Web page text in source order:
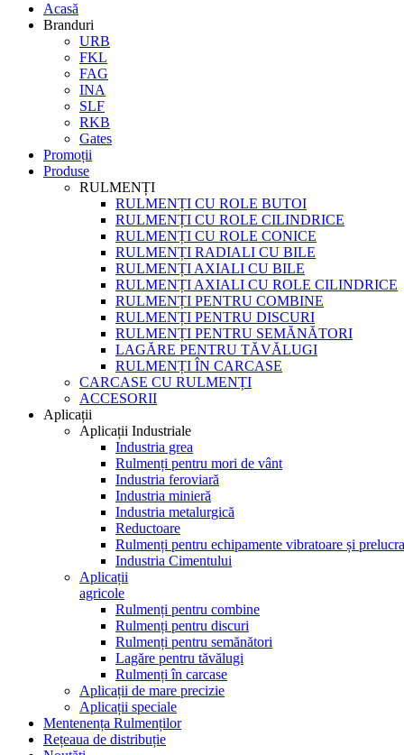
Acasă
Branduri
URB
FKL
FAG
INA
SLF
RKB
Gates
Promoții
Produse
RULMENȚI
RULMENȚI CU ROLE BUTOI
RULMENȚI CU ROLE CILINDRICE
RULMENȚI CU ROLE CONICE
RULMENȚI RADIALI CU BILE
RULMENȚI AXIALI CU BILE
RULMENȚI AXIALI CU ROLE CILINDRICE
RULMENȚI PENTRU COMBINE
RULMENȚI PENTRU DISCURI
RULMENȚI PENTRU SEMĂNĂTORI
LAGĂRE PENTRU TĂVĂLUGI
RULMENȚI ÎN CARCASE
CARCASE CU RULMENȚI
ACCESORII
Aplicații
Aplicații Industriale
Industria grea
Rulmenți pentru mori de vânt
Industria feroviară
Industria minieră
Industria metalurgică
Reductoare
Rulmenți pentru echipamente vibratoare și
Industria Cimentului
Aplicații
agricole
Rulmenți pentru combine
Rulmenți pentru discuri
Rulmenți pentru semănători
Lagăre pentru tăvălugi
Rulmenți în carcase
Aplicații de mare precizie
Aplicații speciale
Mentenența Rulmenților
Rețeaua de distribuție